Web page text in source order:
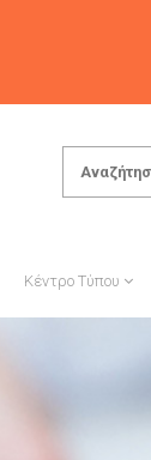
Κέντρο Τύπου